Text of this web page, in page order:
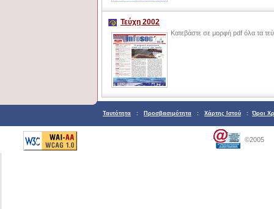
Τεύχη 2002
Κατεβάστε σε μορφή pdf όλα τα
Ταυτότητα : Προσβασιμότητα : Χάρτης Ιστού : Όροι
©2005